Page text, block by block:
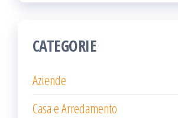
CATEGORIE
Aziende
Casa e Arredamento